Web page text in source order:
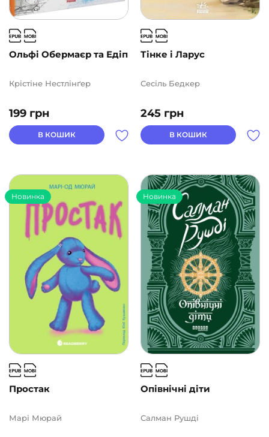
Ольфі Обермаєр та Едіп
199 грн
Крістіне Нестлінґер
В КОШИК
Тінке і Ларус
245 грн
Сесіль Бедкер
В КОШИК
Простак
Новинка
Марі Мюрай
Опівнічні діти
Новинка
Салман Рушді